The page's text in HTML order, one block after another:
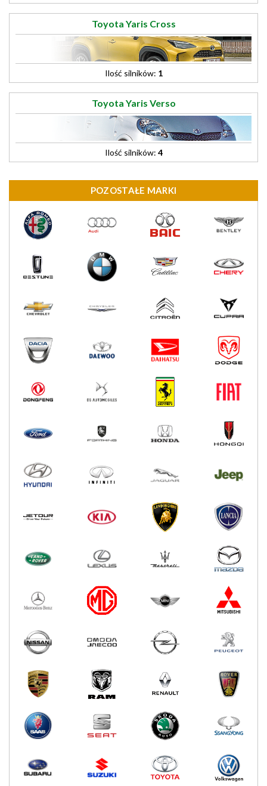
Toyota Yaris Cross
Ilość silników: 1
Toyota Yaris Verso
Ilość silników: 4
POZOSTAŁE MARKI